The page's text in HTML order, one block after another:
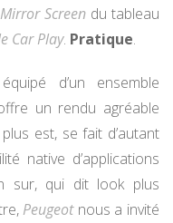
Mirror Screen du tableau
Car Play. Pratique.
d’un ensemble
un rendu agréable
est, se fait d’autant
native d’applications
sur, qui dit look plus
Peugeotnous a invité